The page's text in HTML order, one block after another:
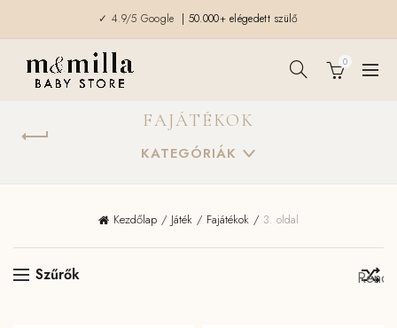
✓ 4.9/5 Google | 50.000+ elégedett szülő
0
FAJÁTÉKOK
KATEGÓRIÁK
Kezdőlap Játék Fajátékok 3. oldal
Szűrők